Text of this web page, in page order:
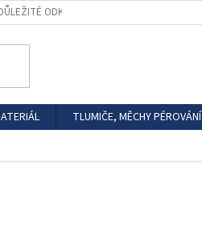
ODKAZY
TLUMIČE, MĚCHY PÉROVÁNÍ